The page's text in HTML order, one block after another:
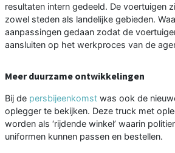
resultaten intern gedeeld. De voertuigen
zowel steden als landelijke gebieden.
aanpassingen gedaan zodat de
aansluiten op het werkproces van de
Meer duurzame ontwikkelingen
Bij de persbijeenkomst was ook de
oplegger te bekijken. Deze truck met
worden als ‘rijdende winkel’ waarin
uniformen kunnen passen en bestellen.